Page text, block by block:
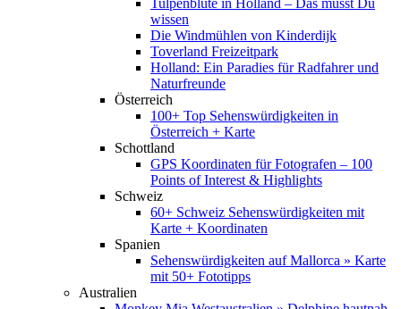
Tulpenblüte in Holland – Das musst Du
wissen
Die Windmühlen von Kinderdijk
Toverland Freizeitpark
Holland: Ein Paradies für Radfahrer und
Naturfreunde
Österreich
100+ Top Sehenswürdigkeiten in
Österreich + Karte
Schottland
GPS Koordinaten für Fotografen – 100
Points of Interest & Highlights
Schweiz
60+ Schweiz Sehenswürdigkeiten mit
Karte + Koordinaten
Spanien
Sehenswürdigkeiten auf Mallorca » Karte
mit 50+ Fototipps
Australien